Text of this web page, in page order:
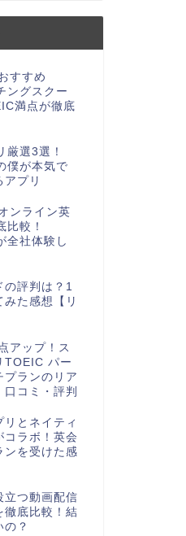
すすめ
ングスクー
満点が徹底
厳選3選！
僕が本気で
アプリ
ンライン英
比較！
全社体験し
の評判は？1
みた感想【リ
アップ！ス
TOEIC パー
プランのリア
口コミ・評判
リとネイティ
コラボ！英会
ンを受けた感
立つ動画配信
徹底比較！結
の？